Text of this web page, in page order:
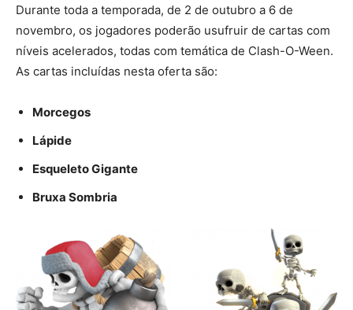
Durante toda a temporada, de 2 de outubro a 6 de
novembro, os jogadores poderão usufruir de cartas com
níveis acelerados, todas com temática de Clash-O-Ween.
As cartas incluídas nesta oferta são:
Morcegos
Lápide
Esqueleto Gigante
Bruxa Sombria